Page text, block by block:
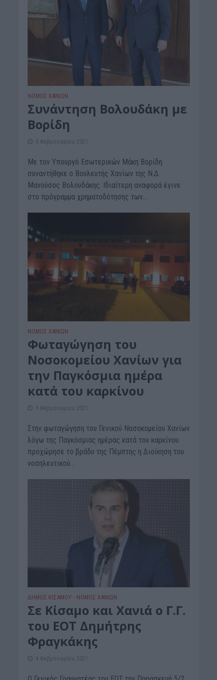
ΝΟΜΌΣ ΧΑΝΊΩΝ
Συνάντηση Βολουδάκη με
Βορίδη
5 Φεβρουαρίου 2021
Με τον Υπουργό Εσωτερικών Μάκη Βορίδη
συναντήθηκε ο Βουλευτής Χανίων της Ν.Δ
Μανούσος Βολουδάκης. Ιδιαίτερη αναφορά έγινε
στο πρόγραμμα χρηματοδότησης των...
ΝΟΜΌΣ ΧΑΝΊΩΝ
Φωταγώγηση του
Νοσοκομείου Χανίων για
την Παγκόσμια ημέρα
κατά του καρκίνου
5 Φεβρουαρίου 2021
Στην φωταγώγηση του Γενικού Νοσοκομείου Χανίων
λόγω της Παγκόσμιας ημέρας κατά του καρκίνου
προχώρησε το βράδυ της Πέμπτης η Διοίκηση του
νοσηλευτικού...
ΔΉΜΟΣ ΚΙΣΆΜΟΥ • ΝΟΜΌΣ ΧΑΝΊΩΝ
Σε Κίσαμο και Χανιά ο Γ.Γ.
του ΕΟΤ Δημήτρης
Φραγκάκης
4 Φεβρουαρίου 2021